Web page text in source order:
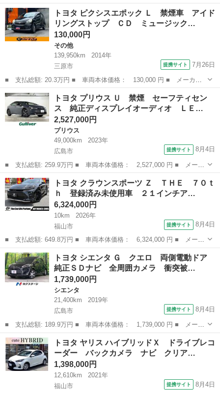
ョン - ボディタイプ: ハッチバック - 駆動方式: ハイブリッド •車検
2027/4まで 走行距離:77696km 現車確認必須 現状目立...
広島 広島市 大塚駅
トヨタ ピクシスエポック Ｌ 禁煙車 アイド
リングストップ ＣＤ ミュージック…
130,000円
その他
139,950km
2014年
三原市
提携サイト 7月26日
■ 支払総額: 20.3万円 ■ 車両本体価格： 130,000 円 ■ メーカー
名： トヨタ ■ 車種名： ピクシスエポック ■ グレード名：
Ｌ 禁煙車 アイドリングストップ ＣＤ ミュージックプレイヤー
接続可 キーレ...
広島 三原市 その他
トヨタ プリウス Ｕ 禁煙 セーフティセン
ス 純正ディスプレイオーディオ ＬＥ…
2,527,000円
プリウス
49,000km
2023年
広島市
提携サイト 8月4日
■ 支払総額: 259.9万円 ■ 車両本体価格： 2,527,000 円 ■ メーカ
ー名： トヨタ ■ 車種名： プリウス ■ グレード名： Ｕ 禁
煙 セーフティセンス 純正ディスプレイオーディオ ＬＥＤヘッド
ライト シ...
広島 広島市 プリウス
トヨタ クラウンスポーツ Ｚ ＴＨＥ ７０ｔ
ｈ 登録済み未使用車 ２１インチア…
6,324,000円
10km
2026年
福山市
提携サイト 8月4日
■ 支払総額: 649.8万円 ■ 車両本体価格： 6,324,000 円 ■ メーカ
ー名： トヨタ ■ 車種名： クラウンスポーツ ■ グレード名：
Ｚ ＴＨＥ ７０ｔｈ 登録済み未使用車 ２１インチアルミホイー
ル サイ...
広島 福山市 トヨタ
トヨタ シエンタ Ｇ クエロ 両側電動ドア
純正ＳＤナビ 全周囲カメラ 衝突被…
1,739,000円
シエンタ
21,400km
2019年
広島市
提携サイト 8月4日
■ 支払総額: 189.9万円 ■ 車両本体価格： 1,739,000 円 ■ メーカ
ー名： トヨタ ■ 車種名： シエンタ ■ グレード名： Ｇ クエ
ロ 両側電動ドア 純正ＳＤナビ 全周囲カメラ 衝突被害軽減シス
テム 禁...
広島 広島市 シエンタ
トヨタ ヤリス ハイブリッドＸ ドライブレコ
ーダー バックカメラ ナビ クリア…
1,398,000円
12,610km
2021年
福山市
提携サイト 8月4日